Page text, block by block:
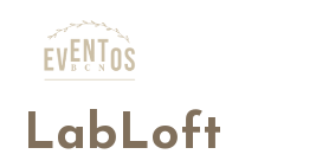
LabLoft